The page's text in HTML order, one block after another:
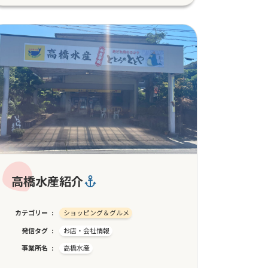
高橋水産紹介
カテゴリー
ショッピング＆グルメ
発信タグ
お店・会社情報
事業所名
高橋水産